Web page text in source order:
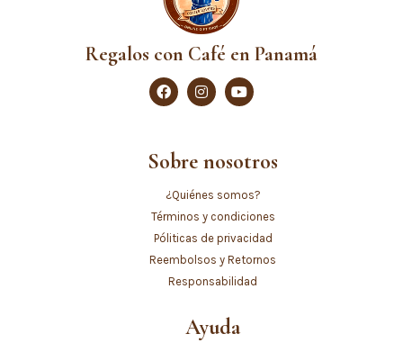
Regalos con Café en Panamá
Sobre nosotros
¿Quiénes somos?
Términos y condiciones
Póliticas de privacidad
Reembolsos y Retornos
Responsabilidad
Ayuda